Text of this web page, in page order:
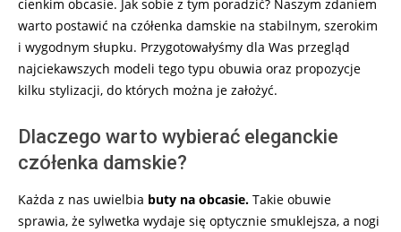
cienkim obcasie. Jak sobie z tym poradzić? Naszym zdaniem
warto postawić na czółenka damskie na stabilnym, szerokim
i wygodnym słupku. Przygotowałyśmy dla Was przegląd
najciekawszych modeli tego typu obuwia oraz propozycje
kilku stylizacji, do których można je założyć.
Dlaczego warto wybierać eleganckie
czółenka damskie?
Każda z nas uwielbia buty na obcasie. Takie obuwie
sprawia, że sylwetka wydaje się optycznie smuklejsza, a nogi